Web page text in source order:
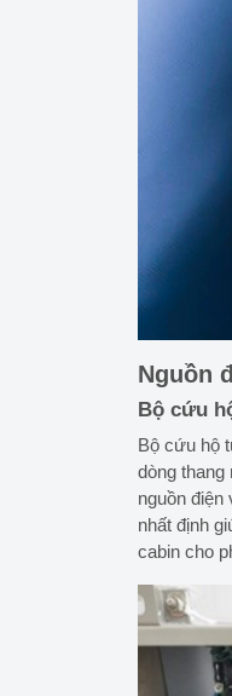
Nguồn
Bộ cứu
Bộ cứu hộ
dòng
nguồn điện
nhất định
cabin cho